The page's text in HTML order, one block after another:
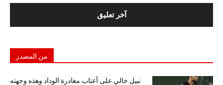
من المصدر
نبيل خالي على أعتاب مغادرة الوداد وهذه وجهته